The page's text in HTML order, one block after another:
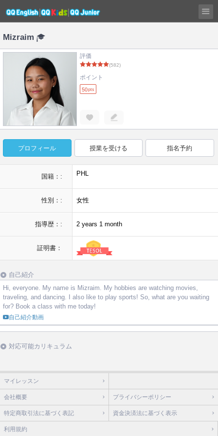
Mizraim
評価
(582)
ポイント
50pts
プロフィール 授業を受ける 指名予約
国籍：: PHL
性別：: 女性
指導歴：: 2 years 1 month
証明書：
自己紹介
Hi, everyone. My name is Mizraim. My hobbies are watching movies,
traveling, and dancing. I also like to play sports! So, what are you waiting
for? Book a class with me today!
自己紹介動画
対応可能カリキュラム
マイレッスン
会社概要 プライバシーポリシー
特定商取引法に基づく表記 資金決済法に基づく表示
利用規約